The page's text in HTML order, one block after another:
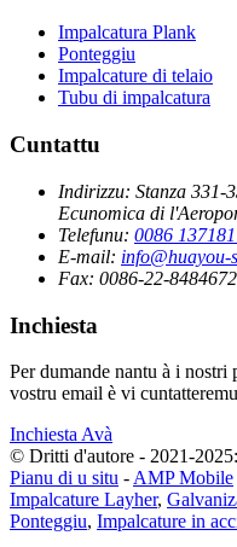
Impalcatura Plank
Ponteggiu
Impalcature di telaio
Tubu di impalcatura
Cuntattu
Indirizzu: Stanza 331-
Ecunomica di
Telefunu: 0086
E-mail: info@huayou-
Fax: 0086-22-
Inchiesta
Per dumande nantu à i nostri
vostru email è vi
Inchiesta Avà
© Dritti d'autore - 2021-
Pianu di u situ - AMP Mobile
Impalcature Layher,
Ponteggiu, Impalcature in